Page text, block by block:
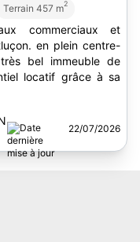
Terrain 457 m2
commerciaux et
en plein centre-
bel immeuble de
locatif grâce à sa
22/07/2026